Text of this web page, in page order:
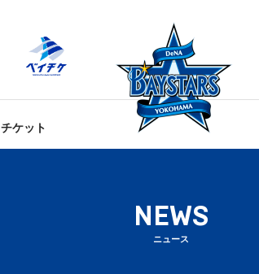
チケット
NEWS
ニュース